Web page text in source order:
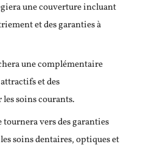
une couverture incluant
et des garanties à
une complémentaire
et des
soins courants.
tournera vers des garanties
soins dentaires, optiques et